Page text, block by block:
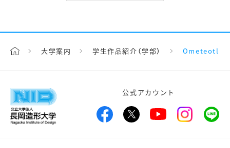
大学案内 学生作品紹介（学部） Ometeotl
公式アカウント